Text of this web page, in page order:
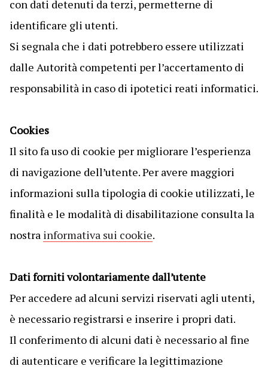
con dati detenuti da terzi, permetterne di
identificare gli utenti.
Si segnala che i dati potrebbero essere utilizzati
dalle Autorità competenti per l’accertamento di
responsabilità in caso di ipotetici reati informatici.
Cookies
Il sito fa uso di cookie per migliorare l’esperienza
di navigazione dell’utente. Per avere maggiori
informazioni sulla tipologia di cookie utilizzati, le
finalità e le modalità di disabilitazione consulta la
nostra informativa sui cookie.
Dati forniti volontariamente dall’utente
Per accedere ad alcuni servizi riservati agli utenti,
è necessario registrarsi e inserire i propri dati.
Il conferimento di alcuni dati è necessario al fine
di autenticare e verificare la legittimazione